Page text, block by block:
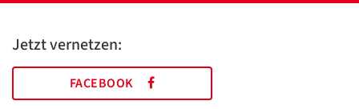
Jetzt vernetzen:
FACEBOOK